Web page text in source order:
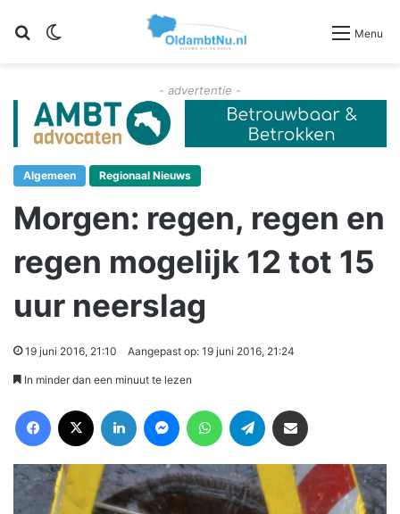
Zoeken Menu
- advertentie -
Algemeen Regionaal Nieuws
Morgen: regen, regen en
regen mogelijk 12 tot 15
uur neerslag
19 juni 2016, 21:10 Aangepast op: 19 juni 2016, 21:24
In minder dan een minuut te lezen